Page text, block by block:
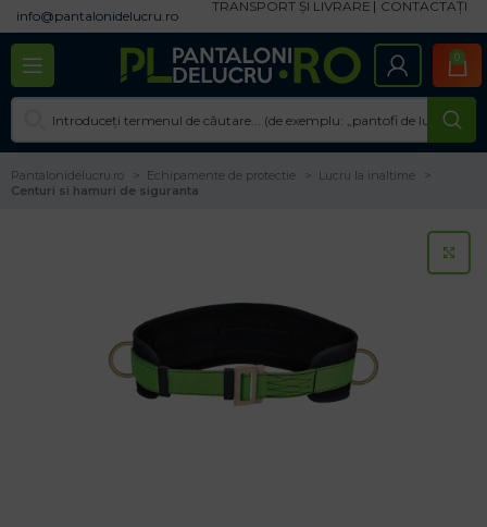
info@pantalonidelucru.ro
TRANSPORT ȘI LIVRARE CONTACTAȚI
0
Pantalonidelucru.ro Echipamente de protectie
Lucru la inaltime
Centuri si hamuri de siguranta